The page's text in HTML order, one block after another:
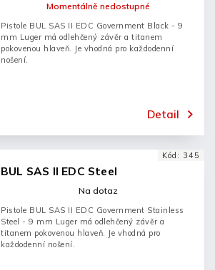
Momentálně nedostupné
Detail
Pistole BUL SAS II EDC Government Black - 9
mm Luger má odlehčený závěr a titanem
pokovenou hlaveň. Je vhodná pro každodenní
nošení.
BUL SAS II EDC Steel
Na dotaz
Pistole BUL SAS II EDC Government Stainless
Steel - 9 mm Luger má odlehčený závěr a
titanem pokovenou hlaveň. Je vhodná pro
každodenní nošení.
Kód: 345